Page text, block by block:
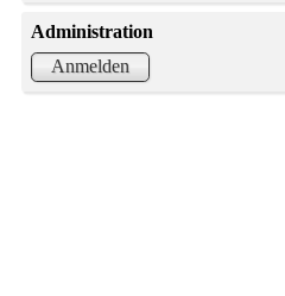
Administration
Anmelden